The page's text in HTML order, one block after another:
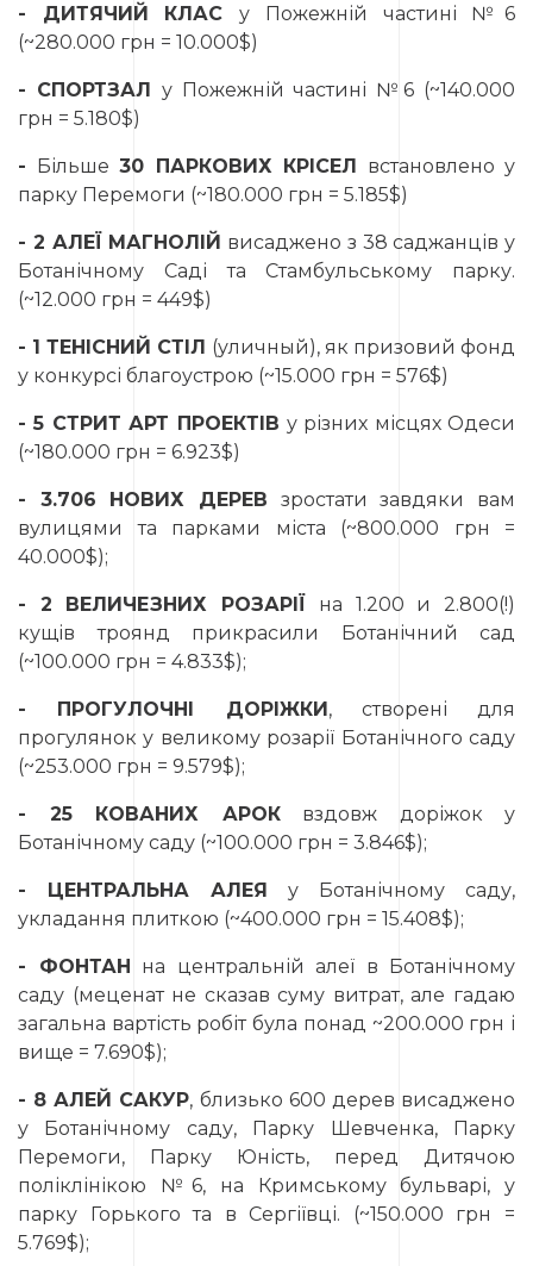
- ДИТЯЧИЙ КЛАСу Пожежній частині №6
(~280.000 грн = 10.000$)
- СПОРТЗАЛ у Пожежній частині №6 (~140.000
грн = 5.180$)
- Більше30 ПАРКОВИХ КРІСЕЛ встановлено у
парку Перемоги (~180.000 грн = 5.185$)
- 2 АЛЕЇ МАГНОЛІЙ висаджено з 38 саджанців у
Ботанічному Саді та Стамбульському парку.
(~12.000 грн = 449$)
- 1 ТЕНІСНИЙ СТІЛ (уличный), як призовий фонд
у конкурсі благоустрою (~15.000 грн = 576$)
- 5 СТРИТ АРТ ПРОЕКТІВ у різних місцях Одеси
(~180.000 грн = 6.923$)
- 3.706 НОВИХ ДЕРЕВ зростати завдяки вам
вулицями та парками міста (~800.000 грн =
40.000$);
- 2 ВЕЛИЧЕЗНИХ РОЗАРІЇ
на 1.200 и 2.800(!)
кущів троянд прикрасили Ботанічний сад
(~100.000 грн = 4.833$);
- ПРОГУЛОЧНІ ДОРІЖКИ, створені для
прогулянок у великому розарії Ботанічного саду
(~253.000 грн = 9.579$);
- 25 КОВАНИХ АРОКвздовж доріжок у
Ботанічному саду (~100.000 грн = 3.846$);
- ЦЕНТРАЛЬНА АЛЕЯ у Ботанічному саду,
укладання плиткою (~400.000 грн = 15.408$);
- ФОНТАН на центральній алеї в Ботанічному
саду (меценат не сказав суму витрат, але гадаю
загальна вартість робіт була понад ~200.000 грн і
вище = 7.690$);
- 8 АЛЕЙ САКУР, близько 600 дерев висаджено
у Ботанічному саду, Парку Шевченка, Парку
Перемоги, Парку Юність, перед Дитячою
поліклінікою №6, на Кримському бульварі, у
парку Горького та в Сергіївці. (~150.000 грн =
5.769$);